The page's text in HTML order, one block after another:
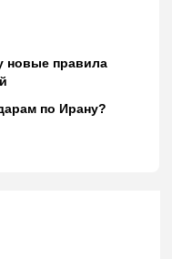
новые правила
по Ирану?